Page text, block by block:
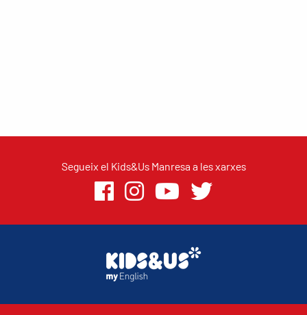
Segueix el Kids&Us Manresa a les xarxes